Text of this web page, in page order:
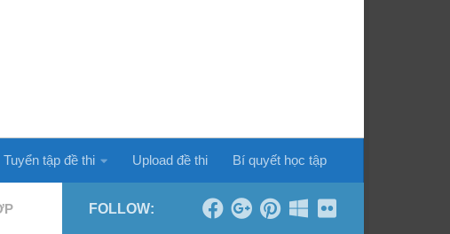
Tuyển tập đề thi Upload đề thi Bí quyết học tập
FOLLOW: